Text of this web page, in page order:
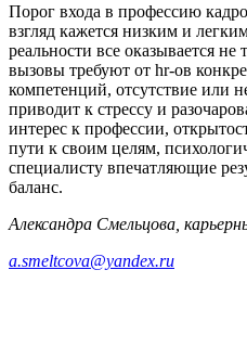
Порог входа в профессию
взгляд кажется низким и
реальности все оказывается
вызовы требуют от hr-ов
компетенций, отсутствие или
приводит к стрессу и
интерес к профессии,
пути к своим целям,
специалисту впечатляющие
баланс.
Александра Смельцова,
a.smeltcova@yandex.ru